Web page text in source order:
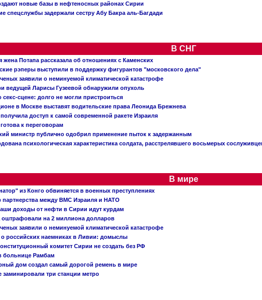
новые базы в нефтеносных районах Сирии
спецслужбы задержали сестру Абу Бакра аль-Багдади
В СНГ
жена Потапа рассказала об отношениях с Каменских
рэперы выступили в поддержку фигурантов "московского дела"
заявили о неминуемой климатической катастрофе
ведущей Ларисы Гузеевой обнаружили опухоль
секс-сцене: долго не могли пристроиться
в Москве выставят водительские права Леонида Брежнева
получила доступ к самой современной ракете Израиля
к переговорам
министр публично одобрил применение пыток к задержанным
психологическая характеристика солдата, расстрелявшего восьмерых
В мире
из Конго обвиняется в военных преступлениях
партнерства между ВМС Израиля и НАТО
доходы от нефти в Сирии идут курдам
оштрафовали на 2 миллиона долларов
заявили о неминуемой климатической катастрофе
о российских наемниках в Ливии: домыслы
комитет Сирии не создать без РФ
больнице Рамбам
дом создал самый дорогой ремень в мире
заминировали три станции метро